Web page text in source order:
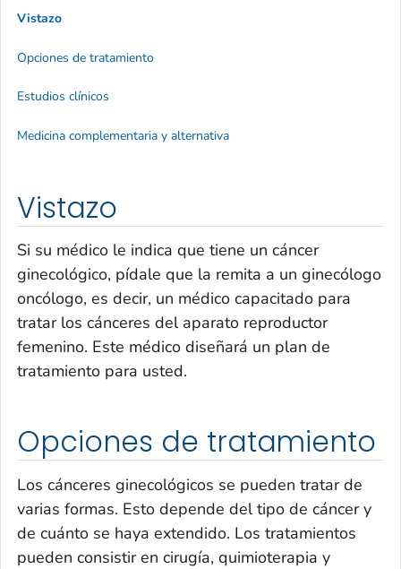
Vistazo
Si su médico le indica que tiene un cáncer
ginecológico, pídale que la remita a un ginecólogo
oncólogo, es decir, un médico capacitado para
tratar los cánceres del aparato reproductor
femenino. Este médico diseñará un plan de
tratamiento para usted.
Opciones de tratamiento
Los cánceres ginecológicos se pueden tratar de
varias formas. Esto depende del tipo de cáncer y
de cuánto se haya extendido. Los tratamientos
pueden consistir en cirugía, quimioterapia y
Vistazo
Opciones de tratamiento
Estudios clínicos
Medicina complementaria y alternativa